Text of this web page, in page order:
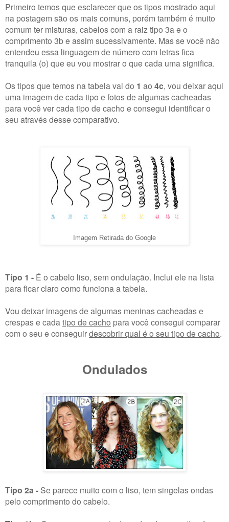
Primeiro temos que esclarecer que os tipos mostrado aqui
na postagem são os mais comuns, porém também é muito
comum ter misturas, cabelos com a raiz tipo 3a e o
comprimento 3b e assim sucessivamente. Mas se você não
entendeu essa linguagem de número com letras fica
tranquila (o) que eu vou mostrar o que cada uma significa.
Os tipos que temos na tabela vai do 1 ao 4c, vou deixar aqui
uma imagem de cada tipo e fotos de algumas cacheadas
para você ver cada tipo de cacho e consegui identificar o
seu através desse comparativo.
Imagem Retirada do Google
Tipo 1 - É o cabelo liso, sem ondulação. Inclui ele na lista
para ficar claro como funciona a tabela.
Vou deixar imagens de algumas meninas cacheadas e
crespas e cada tipo de cacho para você consegui comparar
com o seu e conseguirdescobrir qual é o seu tipo de cacho.
Ondulados
Tipo 2a -Se parece muito com o liso, tem singelas ondas
pelo comprimento do cabelo.